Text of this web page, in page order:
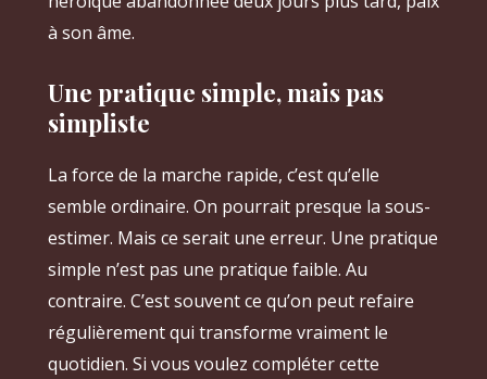
à son âme.
Une pratique simple, mais pas
simpliste
La force de la marche rapide, c’est qu’elle
semble ordinaire. On pourrait presque la sous-
estimer. Mais ce serait une erreur. Une pratique
simple n’est pas une pratique faible. Au
contraire. C’est souvent ce qu’on peut refaire
régulièrement qui transforme vraiment le
quotidien. Si vous voulez compléter cette